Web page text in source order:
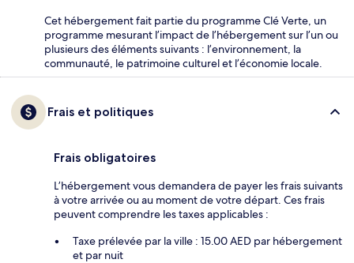
Cet hébergement fait partie du programme Clé Verte, un
programme mesurant l’impact de l’hébergement sur l’un ou
plusieurs des éléments suivants : l’environnement, la
communauté, le patrimoine culturel et l’économie locale.
Frais et politiques
Frais obligatoires
L’hébergement vous demandera de payer les frais suivants
à votre arrivée ou au moment de votre départ. Ces frais
peuvent comprendre les taxes applicables :
Taxe prélevée par la ville : 15.00 AED par hébergement
et par nuit